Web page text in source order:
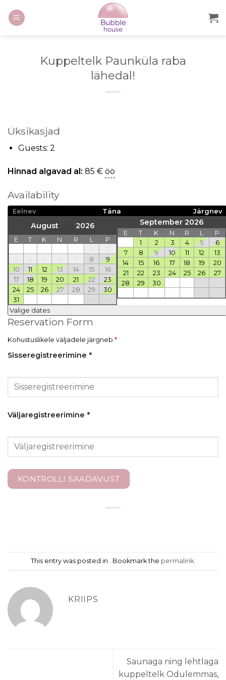
Kuppeltelk Paunküla raba
lähedal!
Üksikasjad
Guests: 2
Hinnad algavad al: 85 € öö
Availability
Eelnev Täna Järgnev
E T K N R L
P
8
9
10
11 12 13 14 15
16
17
18 19 20 21 22
23
24
25 26 27 28 29
30
31
September 2026
E T K N R L
P
1
2 3 4 5
6
7
8 9 10 11 12
13
14
15 16 17 18 19
20
21
22 23 24 25 26
27
28
29 30
Valige dates
Reservation Form
Kohustuslikele väljadele järgneb *
Sisseregistreerimine *
Väljaregistreerimine *
This entry was posted in . Bookmark the permalink
KRIIPS
Saunaga ning lehtlaga
kuppeltelk Odulemmas,